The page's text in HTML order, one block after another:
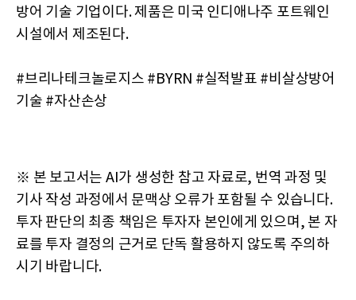
방어 기술 기업이다. 제품은 미국 인디애나주 포트웨인
시설에서 제조된다.
#브리나테크놀로지스 #BYRN #실적발표 #비살상방어
기술 #자산손상
※ 본 보고서는 AI가 생성한 참고 자료로, 번역 과정 및
기사 작성 과정에서 문맥상 오류가 포함될 수 있습니다.
투자 판단의 최종 책임은 투자자 본인에게 있으며, 본 자
료를 투자 결정의 근거로 단독 활용하지 않도록 주의하
시기 바랍니다.